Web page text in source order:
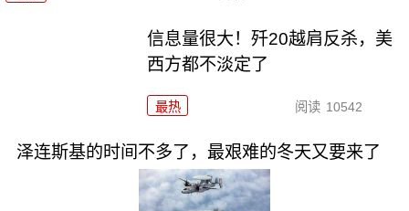
信息量很大！歼20越肩反杀，美
西方都不淡定了
最热 阅读 10542
泽连斯基的时间不多了，最艰难的冬天又要来了